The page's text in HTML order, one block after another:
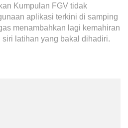
Kumpulan FGV tidak
aplikasi terkini di samping
menambahkan lagi kemahiran
siri latihan yang bakal dihadiri.